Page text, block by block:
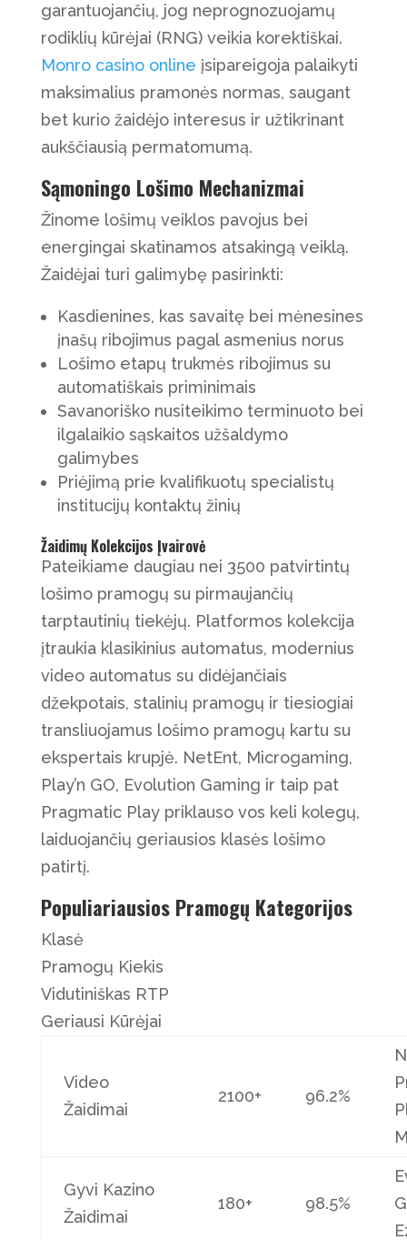
garantuojančių, jog neprognozuojamų
rodiklių kūrėjai (RNG) veikia korektiškai.
Monro casino online įsipareigoja palaikyti
maksimalius pramonės normas, saugant
bet kurio žaidėjo interesus ir užtikrinant
aukščiausią permatomumą.
Sąmoningo Lošimo Mechanizmai
Žinome lošimų veiklos pavojus bei
energingai skatinamos atsakingą veiklą.
Žaidėjai turi galimybę pasirinkti:
Kasdienines, kas savaitę bei mėnesines
įnašų ribojimus pagal asmenius norus
Lošimo etapų trukmės ribojimus su
automatiškais priminimais
Savanoriško nusiteikimo terminuoto bei
ilgalaikio sąskaitos užšaldymo
galimybes
Priėjimą prie kvalifikuotų specialistų
institucijų kontaktų žinių
Žaidimų Kolekcijos Įvairovė
Pateikiame daugiau nei 3500 patvirtintų
lošimo pramogų su pirmaujančių
tarptautinių tiekėjų. Platformos kolekcija
įtraukia klasikinius automatus, modernius
video automatus su didėjančiais
džekpotais, stalinių pramogų ir tiesiogiai
transliuojamus lošimo pramogų kartu su
ekspertais krupjė. NetEnt, Microgaming,
Play’n GO, Evolution Gaming ir taip pat
Pragmatic Play priklauso vos keli kolegų,
laiduojančių geriausios klasės lošimo
patirtį.
Populiariausios Pramogų Kategorijos
Klasė
Pramogų Kiekis
Vidutiniškas RTP
Geriausi Kūrėjai
Video
Žaidimai
2100+ 96.2%
Gyvi Kazino
Žaidimai
180+ 98.5%